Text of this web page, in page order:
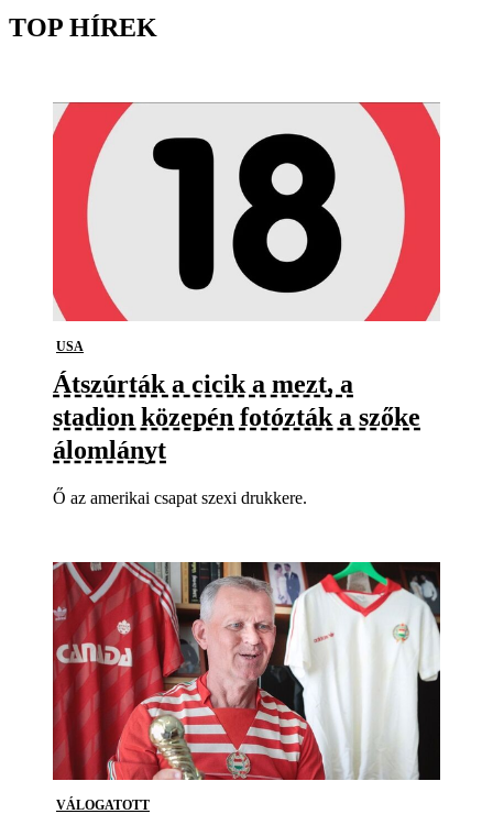
TOP HÍREK
USA
Átszúrták a cicik a mezt, a
stadion közepén fotózták a szőke
álomlányt
Ő az amerikai csapat szexi drukkere.
VÁLOGATOTT